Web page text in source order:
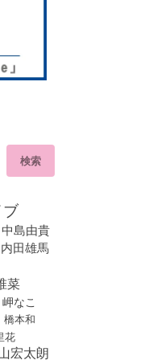
ブ
中島由貴
内田雄馬
菜
岬なこ
橋本和
花
宏太朗